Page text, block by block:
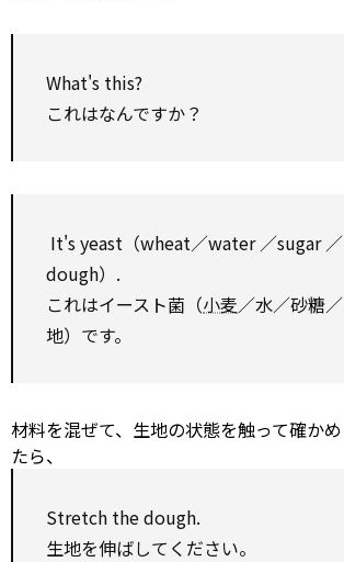
What's this?
これはなんですか？
It's yeast（wheat／water ／sugar
dough）.
これはイースト菌（小麦／水／砂糖
地）です。
材料を混ぜて、生地の状態を触って確か
たら、
Stretch the dough.
生地を伸ばしてください。